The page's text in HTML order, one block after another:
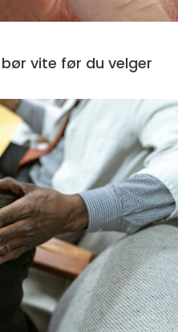
hva du bør vite før du velger